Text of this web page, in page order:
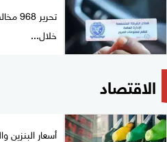
خلال...
الاقتصاد